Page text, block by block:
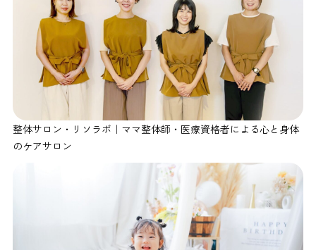
整体サロン・リソラボ｜ママ整体師・医療資格者による心と身体
のケアサロン